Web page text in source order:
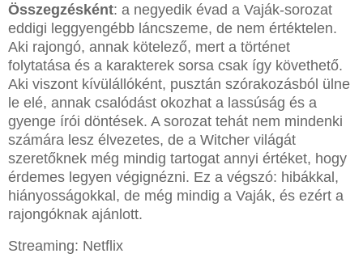
Összegzésként: a negyedik évad a Vaják-sorozat
eddigi leggyengébb láncszeme, de nem értéktelen.
Aki rajongó, annak kötelező, mert a történet
folytatása és a karakterek sorsa csak így követhető.
Aki viszont kívülállóként, pusztán szórakozásból ülne
le elé, annak csalódást okozhat a lassúság és a
gyenge írói döntések. A sorozat tehát nem mindenki
számára lesz élvezetes, de a Witcher világát
szeretőknek még mindig tartogat annyi értéket, hogy
érdemes legyen végignézni. Ez a végszó: hibákkal,
hiányosságokkal, de még mindig a Vaják, és ezért a
rajongóknak ajánlott.
Streaming: Netflix